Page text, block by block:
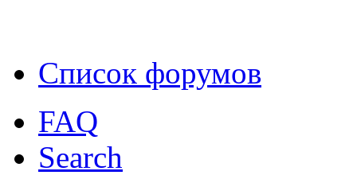
Список форумов
FAQ
Search